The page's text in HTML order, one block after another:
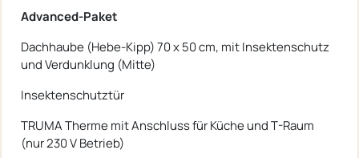
Advanced-Paket
Dachhaube (Hebe-Kipp) 70 x 50 cm, mit Insektenschutz
und Verdunklung (Mitte)
Insektenschutztür
TRUMA Therme mit Anschluss für Küche und T-Raum
(nur 230 V Betrieb)